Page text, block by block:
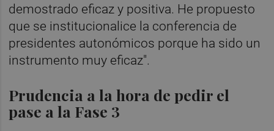
demostrado eficaz y positiva. He propuesto
que se institucionalice la conferencia de
presidentes autonómicos porque ha sido un
instrumento muy eficaz".
Prudencia a la hora de pedir el
pase a la Fase 3